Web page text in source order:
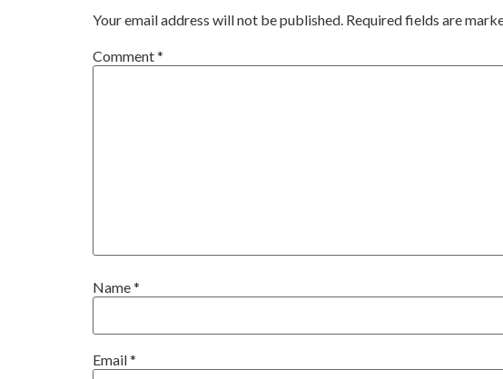
Your email address will not be published. Required fields are
Comment*
Name*
Email*